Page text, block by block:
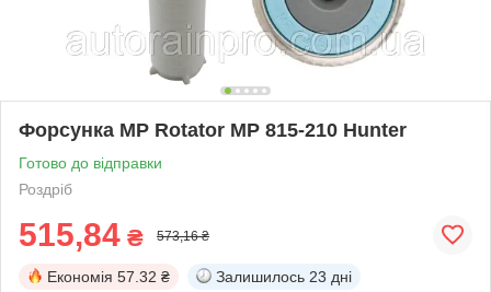
Форсунка MP Rotator MP 815-210 Hunter
Готово до відправки
Роздріб
515,84 ₴ 573,16 ₴
Економія 57.32 ₴ Залишилось 23 дні